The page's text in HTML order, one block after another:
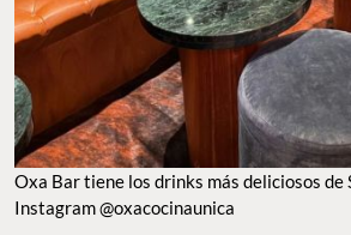
Oxa Bar tiene los drinks más deliciosos de
Instagram @oxacocinaunica